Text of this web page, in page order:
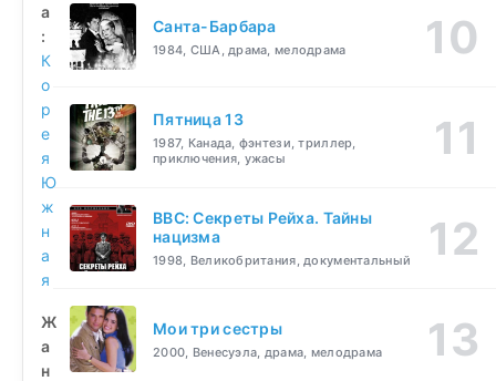
а
:
К
о
р
е
я
Ю
ж
н
а
я
Ж
а
н
Санта-Барбара
1984, США, драма, мелодрама
Пятница 13
1987, Канада, фэнтези, триллер,
приключения, ужасы
BBC: Секреты Рейха. Тайны
нацизма
1998, Великобритания, документальный
Мои три сестры
2000, Венесуэла, драма, мелодрама